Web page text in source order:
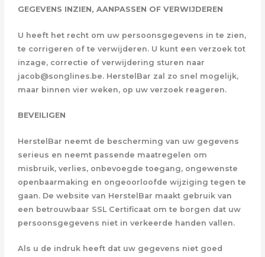
GEGEVENS INZIEN, AANPASSEN OF VERWIJDEREN
U heeft het recht om uw persoonsgegevens in te zien,
te corrigeren of te verwijderen. U kunt een verzoek tot
inzage, correctie of verwijdering sturen naar
jacob@songlines.be. HerstelBar zal zo snel mogelijk,
maar binnen vier weken, op uw verzoek reageren.
BEVEILIGEN
HerstelBar neemt de bescherming van uw gegevens
serieus en neemt passende maatregelen om
misbruik, verlies, onbevoegde toegang, ongewenste
openbaarmaking en ongeoorloofde wijziging tegen te
gaan. De website van HerstelBar maakt gebruik van
een betrouwbaar SSL Certificaat om te borgen dat uw
persoonsgegevens niet in verkeerde handen vallen.
Als u de indruk heeft dat uw gegevens niet goed